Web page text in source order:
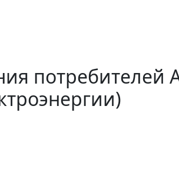
потребителей